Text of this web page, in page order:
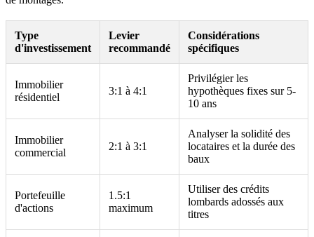
Type
d'investissement
Levier
recommandé
Considérations
spécifiques
Immobilier
résidentiel
3:1 à 4:1
Privilégier les
hypothèques fixes sur 5-
10 ans
Immobilier
commercial
2:1 à 3:1
Analyser la solidité des
locataires et la durée des
baux
Portefeuille
d'actions
1.5:1
maximum
Utiliser des crédits
lombards adossés aux
titres